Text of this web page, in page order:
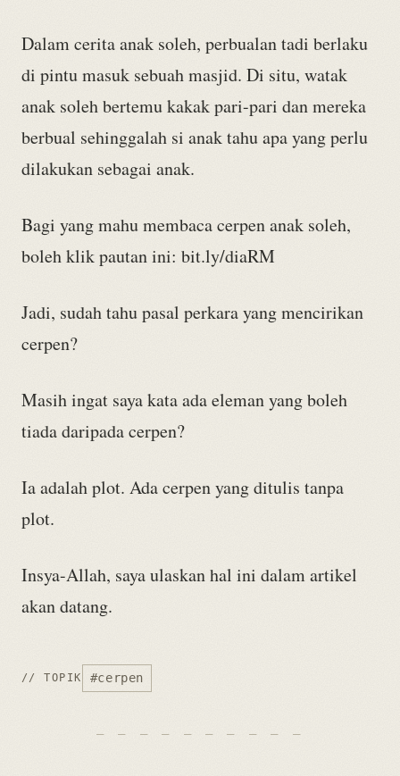
Dalam cerita anak soleh, perbualan tadi berlaku
di pintu masuk sebuah masjid. Di situ, watak
anak soleh bertemu kakak pari-pari dan mereka
berbual sehinggalah si anak tahu apa yang perlu
dilakukan sebagai anak.
Bagi yang mahu membaca cerpen anak soleh,
boleh klik pautan ini: bit.ly/diaRM
Jadi, sudah tahu pasal perkara yang mencirikan
cerpen?
Masih ingat saya kata ada eleman yang boleh
tiada daripada cerpen?
Ia adalah plot. Ada cerpen yang ditulis tanpa
plot.
Insya-Allah, saya ulaskan hal ini dalam artikel
akan datang.
// TOPIK #cerpen